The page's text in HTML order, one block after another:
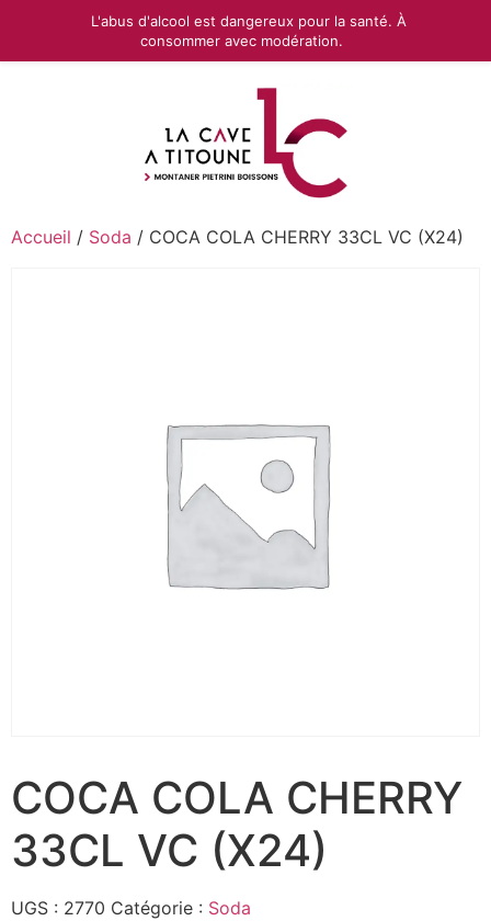
Accueil / Soda / COCA COLA CHERRY 33CL VC (X24)
COCA COLA CHERRY
33CL VC (X24)
UGS : 2770 Catégorie : Soda
L'abus d'alcool est dangereux pour la santé. À
consommer avec modération.